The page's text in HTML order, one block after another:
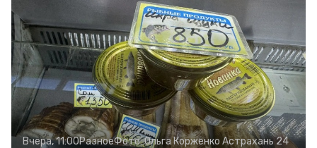
Вчера, 11:00РазноеФото:Ольга Корженко Астрахань 24